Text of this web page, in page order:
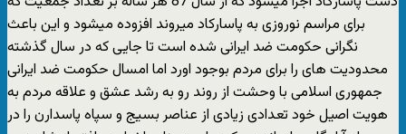
برای مراسم نوروزی به پاسارکاد میروند افزوده میشود و این باعث
نگرانی حکومت ضد ایرانی شده است تا جایی که در سال گذشته
محدودیت های را برای مردم بوجود اورد اما امسال حکومت ضد ایرانی
جمهوری اسلامی با وحشت از روند رو به رشد عشق و علاقه مردم به
هویت اصیل خود تعدادی زیادی از عناصر بسیج و سپاه پاسدارن را در